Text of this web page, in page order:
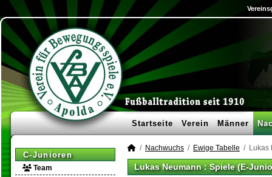
Startseite Verein Männer
C-Junioren
Team
Nachwuchs Ewige Tabelle Lukas
Lukas Neumann : Spiele (E-